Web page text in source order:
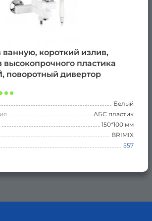
ванную, короткий излив,
пластика
дивертор
Белый
АБС пластик
150*100 мм
BRIMIX
557